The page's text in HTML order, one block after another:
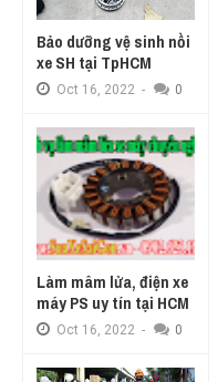
Bảo dưỡng vệ sinh nồi
xe SH tại TpHCM
Oct 16, 2022 - 0
Làm mâm lửa, điện xe
máy PS uy tín tại HCM
Oct 16, 2022 - 0